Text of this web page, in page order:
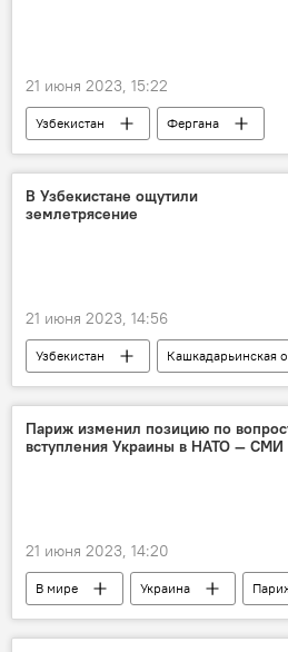
21 июня 2023, 15:22
Узбекистан
Фергана
Происшествия
животные
В Узбекистане ощутили
землетрясение
21 июня 2023, 14:56
Узбекистан
Кашкадарьинская
Шахрисабз
МЧС Узбекистана
землетрясение
Общество
Париж изменил позицию по
вступления Украины в НАТО — СМИ
21 июня 2023, 14:20
В мире Украина
Владимир Зеленский
НАТО